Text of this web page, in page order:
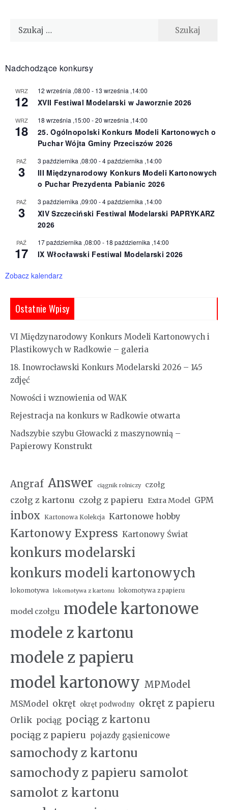
Szukaj:
Nadchodzące konkursy
WRZ
12
12 września ,08:00 - 13 września ,14:00
XVII Festiwal Modelarski w Jaworznie 2026
WRZ
18
18 września ,15:00 -20 września ,14:00
25. Ogólnopolski Konkurs Modeli Kartonowych o
Puchar Wójta Gminy Przeciszów 2026
PAŹ
3
3 października ,08:00 -4 października ,14:00
III Międzynarodowy Konkurs Modeli Kartonowych
o Puchar Prezydenta Pabianic 2026
PAŹ
3
3 października ,09:00 -4 października ,14:00
XIV Szczeciński Festiwal Modelarski PAPRYKARZ
2026
PAŹ
17
17 października ,08:00 - 18 października ,14:00
IX Włocławski Festiwal Modelarski 2026
Zobacz kalendarz
Ostatnie Wpisy
VI Międzynarodowy Konkurs Modeli Kartonowych i
Plastikowych w Radkowie – galeria
18. Inowrocławski Konkurs Modelarski 2026 – 145
zdjęć
Nowości i wznowienia od WAK
Rejestracja na konkurs w Radkowie otwarta
Nadszybie szybu Głowacki z maszynownią –
Papierowy Konstrukt
Angraf Answer ciągnik rolniczy czołg
czołg z kartonu czołg z papieru Extra Model GPM
inbox Kartonowa Kolekcja Kartonowe hobby
Kartonowy Express Kartonowy Świat
konkurs modelarski
konkurs modeli kartonowych
lokomotywa lokomotywa z kartonu lokomotywa z papieru
model czołgu modele kartonowe
modele z kartonu
modele z papieru
model kartonowy MPModel
MSModel okręt okręt podwodny okręt z papieru
Orlik pociąg pociąg z kartonu
pociąg z papieru pojazdy gąsienicowe
samochody z kartonu
samochody z papieru samolot
samolot z kartonu